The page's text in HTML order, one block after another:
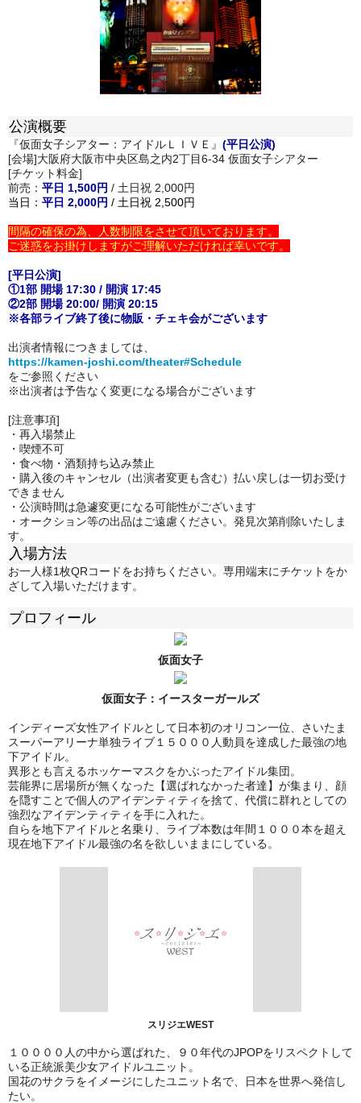
公演概要
『仮面女子シアター：アイドルＬＩＶＥ』 (平日公演)
[会場]大阪府大阪市中央区島之内2丁目6-34 仮面女子シアター
[チケット料金]
前売： 平日 1,500円 / 土日祝 2,000円
当日： 平日 2,000円 / 土日祝 2,500円
間隔の確保の為、人数制限をさせて頂いております。
ご迷惑をお掛けしますがご理解いただければ幸いです。
[平日公演]
①1部 開場 17:30 / 開演 17:45
②2部 開場 20:00/ 開演 20:15
※各部ライブ終了後に物販・チェキ会がございます
出演者情報につきましては、
https://kamen-joshi.com/theater#Schedule
をご参照ください
※出演者は予告なく変更になる場合がございます
[注意事項]
・再入場禁止
・喫煙不可
・ 食べ物・酒類持ち込み禁止
・購入後のキャンセル（出演者変更も含む）払い戻しは一切お受け
できません
・公演時間は急遽変更になる可能性がございます
・オークション等の出品はご遠慮ください。発見次第削除いたしま
す。
入場方法
お一人様1枚QRコードをお持ちください。専用端末にチケットをか
ざして入場いただけます。
プロフィール
仮面女子
仮面女子： イースターガールズ
インディーズ女性アイドルとして日本初のオリコン一位、さいたま
スーパーアリーナ単独ライブ１５０００人動員を達成した最強の地
下アイドル。
異形とも言えるホッケーマスクをかぶったアイドル集団。
芸能界に居場所が無くなった【選ばれなかった者達】が集まり、顔
を隠すことで個人のアイデンティティを捨て、代償に群れとしての
強烈なアイデンティティを手に入れた。
自らを地下アイドルと名乗り、ライブ本数は年間１０００本を超え
現在地下アイドル最強の名を欲しいままにしている。
スリジエWEST
１００００人の中から選ばれた、９０年代のJPOPをリスペクトして
いる正統派美少女アイドルユニット。
国花のサクラをイメージにしたユニット名で、日本を世界へ発信し
たい。